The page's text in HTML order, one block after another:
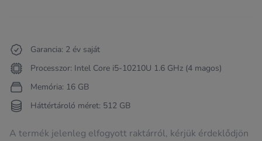
Garancia: 2 év saját
Processzor: Intel Core i5-10210U 1.6 GHz (4 magos)
Memória: 16 GB
Háttértároló méret: 512 GB
A termék jelenleg elfogyott raktárról, kérjük érdeklődjön